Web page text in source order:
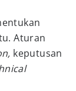
Aturan
keputusan